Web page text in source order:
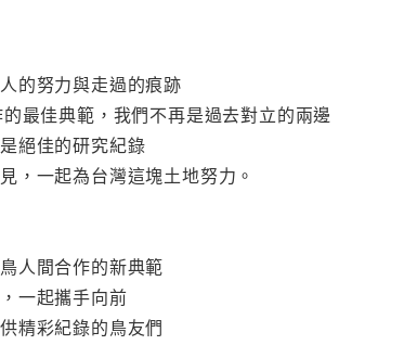
的努力與走過的痕跡
最佳典範，我們不再是過去對立的兩邊
絕佳的研究紀錄
，一起為台灣這塊土地努力。
人間合作的新典範
一起攜手向前
精彩紀錄的鳥友們